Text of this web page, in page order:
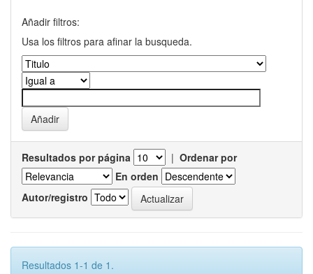
Añadir filtros:
Usa los filtros para afinar la busqueda.
Resultados por página | Ordenar por
En orden
Autor/registro
Resultados 1-1 de 1.